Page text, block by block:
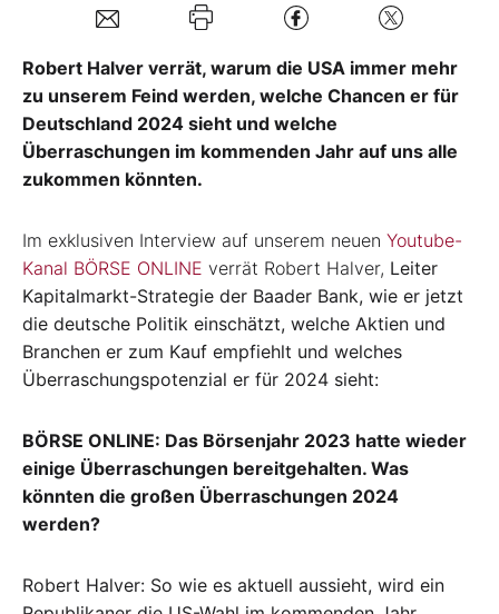
Folgen Sie uns
Kontakt
Robert Halver verrät, warum die USA immer mehr
zu unserem Feind werden, welche Chancen er für
Deutschland 2024 sieht und welche
Überraschungen im kommenden Jahr auf uns alle
zukommen könnten.
Im exklusiven Interview auf unserem neuen Youtube-
Kanal BÖRSE ONLINE verrät Robert Halver, Leiter
Kapitalmarkt-Strategie der Baader Bank, wie er jetzt
die deutsche Politik einschätzt, welche Aktien und
Branchen er zum Kauf empfiehlt und welches
Überraschungspotenzial er für 2024 sieht:
BÖRSE ONLINE: Das Börsenjahr 2023 hatte wieder
einige Überraschungen bereitgehalten. Was
könnten die großen Überraschungen 2024
werden?
Robert Halver: So wie es aktuell aussieht, wird ein